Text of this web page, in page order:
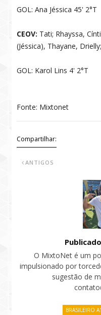
GOL: Ana Jéssica 45' 2°T
CEOV: Tati; Rhayssa,
(Jéssica), Thayane,
GOL: Karol Lins 4' 2°T
Fonte: Mixtonet
Compartilhar:
ANTIGOS
O MixtoNet é um
impulsionado por
sugestão de
BRASILEIRO